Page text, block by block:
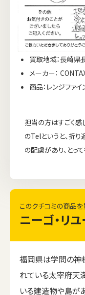
買取地域：長崎県
メーカー：
商品：レンジファイ
担当の方はすごく
のTelというと、折
の配慮があり、とっ
このクチコミの商品
ニーゴ・リ
福岡県は学問の神
れている太宰府天
いる建造物や島が